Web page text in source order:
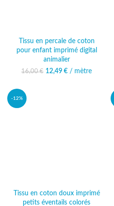
Tissu en percale de coton
pour enfant imprimé digital
animalier
16,00€
Le prix initial était :
12,49 €
Le prix
/ mètre
-12%
Tissu en coton doux imprimé
petits éventails colorés